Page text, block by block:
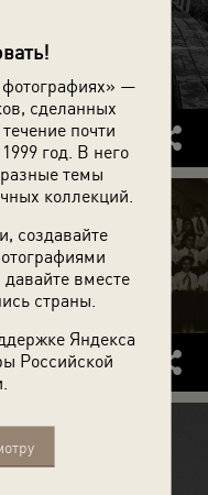
—
сделанных
почти
год. В него
темы
коллекций.
создавайте
вместе
страны.
Яндекса
Российской
пляжах, в бассейнах,
теплохода –
х по 1980-е годы.
3
снятых 26 июля в
5
в